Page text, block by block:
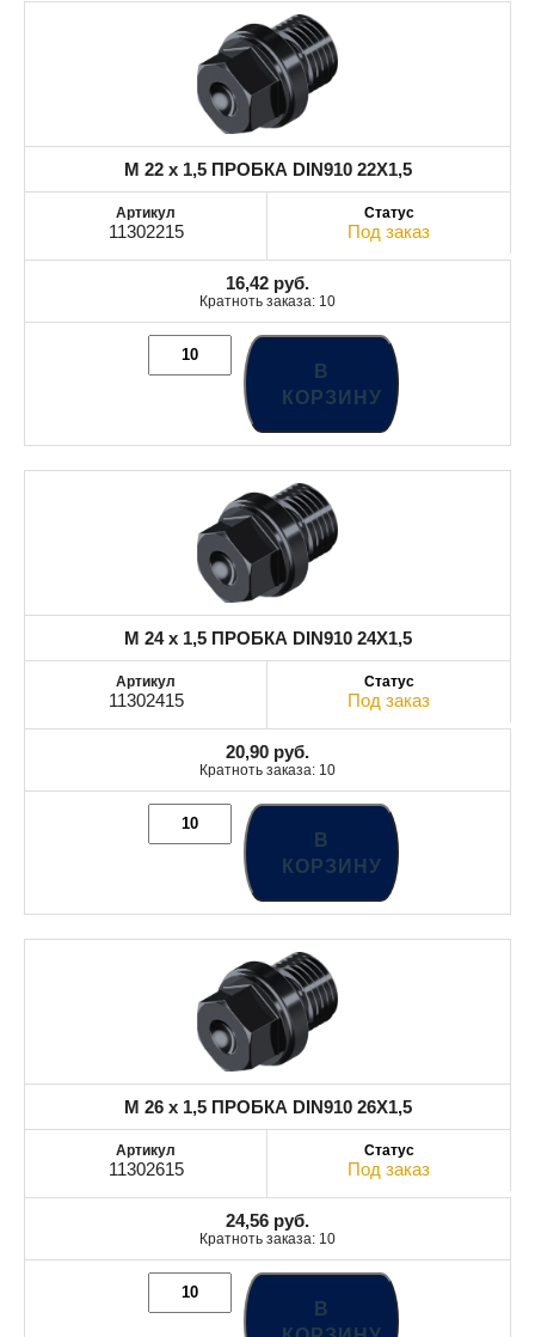
M 22 x 1,5 ПРОБКА DIN910 22X1,5
11302215 Под заказ
16,42 руб.
Кратноть заказа: 10
В
КОРЗИНУ
M 24 x 1,5 ПРОБКА DIN910 24X1,5
11302415 Под заказ
20,90 руб.
Кратноть заказа: 10
В
КОРЗИНУ
M 26 x 1,5 ПРОБКА DIN910 26X1,5
11302615 Под заказ
24,56 руб.
Кратноть заказа: 10
В